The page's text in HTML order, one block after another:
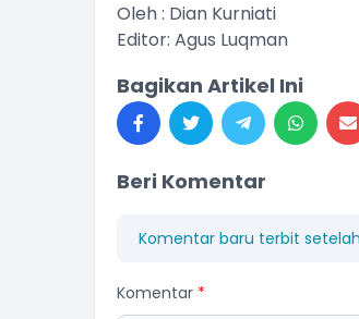
Oleh : Dian Kurniati
Editor: Agus Luqman
Bagikan Artikel Ini
Beri Komentar
Komentar baru terbit
Komentar *